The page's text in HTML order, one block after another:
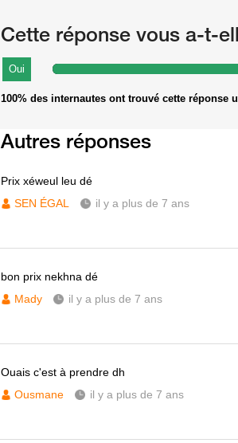
Cette réponse vous a-t-
Oui
100% des internautes ont trouvé cette réponse
Autres réponses
Prix xéweul leu dé
SEN ÉGAL
il y a plus de 7 ans
bon prix nekhna dé
Mady
il y a plus de 7 ans
Ouais c'est à prendre dh
Ousmane
il y a plus de 7 ans